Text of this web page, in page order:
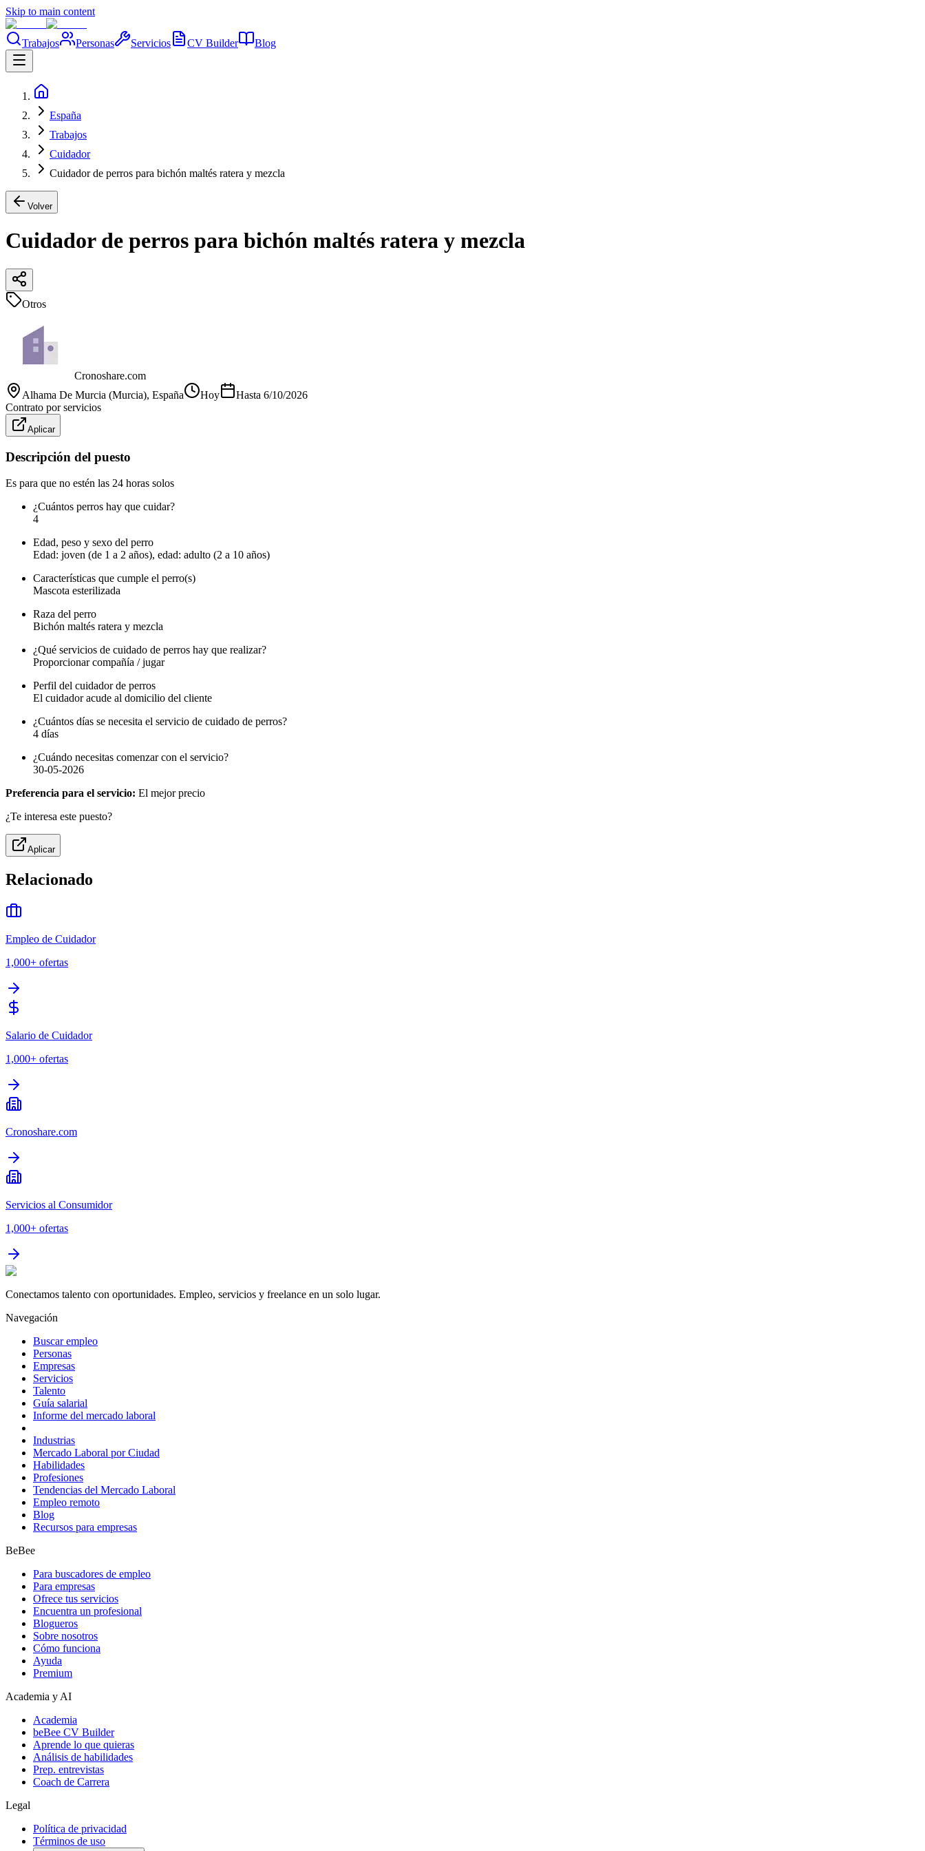
Skip to main content
Trabajos Personas Servicios CV Builder Blog
España
Trabajos
Cuidador
Cuidador de perros para bichón maltés ratera y mezcla
Volver
Cuidador de perros para bichón maltés ratera y mezcla
Otros
Cronoshare.com
Alhama De Murcia (Murcia), España Hoy Hasta 6/10/2026
Contrato por servicios
Aplicar
Descripción del puesto
Es para que no estén las 24 horas solos
¿Cuántos perros hay que cuidar?
4
Edad, peso y sexo del perro
Edad: joven (de 1 a 2 años), edad: adulto (2 a 10 años)
Características que cumple el perro(s)
Mascota esterilizada
Raza del perro
Bichón maltés ratera y mezcla
¿Qué servicios de cuidado de perros hay que realizar?
Proporcionar compañía / jugar
Perfil del cuidador de perros
El cuidador acude al domicilio del cliente
¿Cuántos días se necesita el servicio de cuidado de perros?
4 días
¿Cuándo necesitas comenzar con el servicio?
30-05-2026
Preferencia para el servicio: El mejor precio
¿Te interesa este puesto?
Aplicar
Relacionado
Empleo de Cuidador
1,000+ ofertas
Salario de Cuidador
1,000+ ofertas
Cronoshare.com
Servicios al Consumidor
1,000+ ofertas
Conectamos talento con oportunidades. Empleo, servicios y freelance en un solo lugar.
Navegación
Buscar empleo
Personas
Empresas
Servicios
Talento
Guía salarial
Informe del mercado laboral
Industrias
Mercado Laboral por Ciudad
Habilidades
Profesiones
Tendencias del Mercado Laboral
Empleo remoto
Blog
Recursos para empresas
BeBee
Para buscadores de empleo
Para empresas
Ofrece tus servicios
Encuentra un profesional
Blogueros
Sobre nosotros
Cómo funciona
Ayuda
Premium
Academia y AI
Academia
beBee CV Builder
Aprende lo que quieras
Análisis de habilidades
Prep. entrevistas
Coach de Carrera
Legal
Política de privacidad
Términos de uso